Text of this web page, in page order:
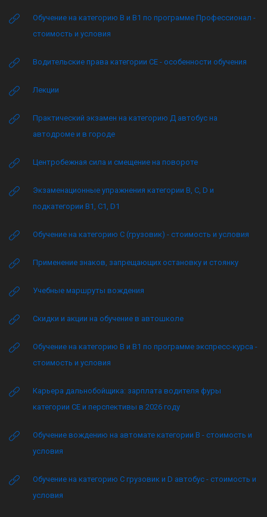
Обучение на категорию B и B1 по программе Профессионал -
стоимость и условия
Водительские права категории CE - особенности обучения
Лекции
Практический экзамен на категорию Д автобус на
автодроме и в городе
Центробежная сила и смещение на повороте
Экзаменационные упражнения категории B, C, D и
подкатегории B1, C1, D1
Обучение на категорию C (грузовик) - стоимость и условия
Применение знаков, запрещающих остановку и стоянку
Учебные маршруты вождения
Скидки и акции на обучение в автошколе
Обучение на категорию B и B1 по программе экспресс-курса -
стоимость и условия
Карьера дальнобойщика: зарплата водителя фуры
категории CE и перспективы в 2026 году
Обучение вождению на автомате категории B - стоимость и
условия
Обучение на категорию C грузовик и D автобус - стоимость и
условия